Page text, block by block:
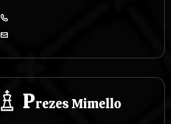
Prezes Mimello